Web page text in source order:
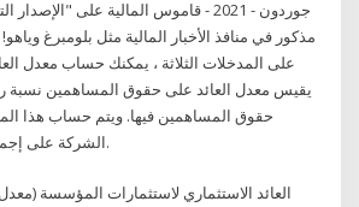
جوردون - 2021 - قاموس المالية على
مذكور في منافذ الأخبار المالية مثل بلومبرغ
على المدخلات الثلاثة ، يمكنك حساب معدل
يقيس معدل العائد على حقوق المساهمين نسبة
حقوق المساهمين فيها. ويتم حساب هذا
الشركة على إجمالي حقوق المساهمين.